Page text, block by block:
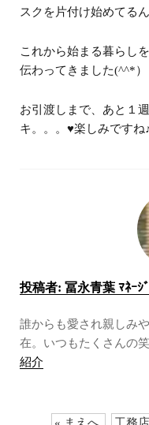
スクを片付け始めてる
これから始まる暮らし
伝わってきました(^^*）
お引渡しまで、あと１
キ。。。♥楽しみですね
投稿者: 冨永青葉 ﾏﾈｰｼ
誰からも愛され親しみ
在。いつもたくさんの
紹介